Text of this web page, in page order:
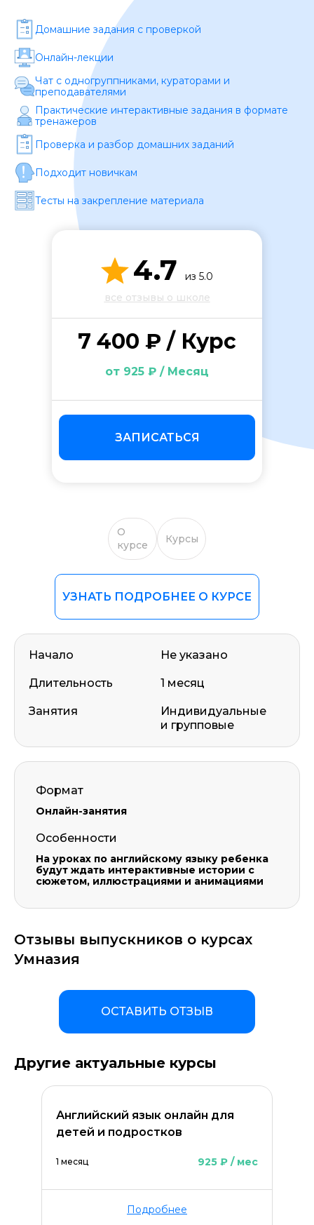
Домашние задания c проверкой
Онлайн-лекции
Чат с одногруппниками, кураторами и
преподавателями
Практические интерактивные задания в формате
тренажеров
Проверка и разбор домашних заданий
Подходит новичкам
Тесты на закрепление материала
4.7
из 5.0
все отзывы о школе
7 400 ₽ / Курс
от 925 ₽ / Месяц
ЗАПИСАТЬСЯ
О
курсе
Курсы
УЗНАТЬ ПОДРОБНЕЕ О КУРСЕ
Начало
Длительность
Занятия
Не указано
1 месяц
Индивидуальные
и групповые
Формат
Онлайн-занятия
Особенности
На уроках по английскому языку ребенка
будут ждать интерактивные истории с
сюжетом, иллюстрациями и анимациями
Отзывы выпускников о курсах
Умназия
ОСТАВИТЬ ОТЗЫВ
Другие актуальные курсы
Английский язык онлайн для
детей и подростков
1 месяц 925 ₽ / мес
Подробнее
ОСТАВИТЬ ОТЗЫВ